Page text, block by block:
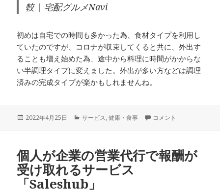
較 | 宅配グルメNavi
初めは自宅での時間も多かった為、食材タイプを利用し
ていたのですが、コロナが収束してくると共に、外出す
ることも増え始めた為、途中から料理に時間がかからな
い半調理タイプに変えました。外出が多い方などは調理
済みの完成タイプが楽かもしれませんね。
投
2022年4月25日
カ
ー
サービス,健康・食事 自宅に食材を宅配して
コメント
個人が企業の営業代行で報酬が
受け取れるサービス
「Saleshub」